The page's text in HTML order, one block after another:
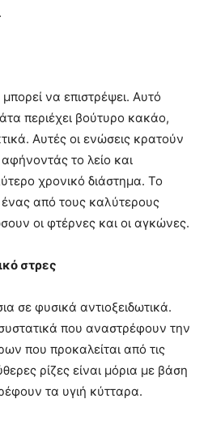
να επιστρέψει. Αυτό
περιέχει βούτυρο κακάο,
Αυτές οι ενώσεις κρατούν
το λείο και
χρονικό διάστημα. Το
από τους καλύτερους
οι φτέρνες και οι αγκώνες.
στρες
σε φυσικά αντιοξειδωτικά.
που αναστρέφουν την
που προκαλείται από τις
ρίζες είναι μόρια με βάση
τα υγιή κύτταρα.